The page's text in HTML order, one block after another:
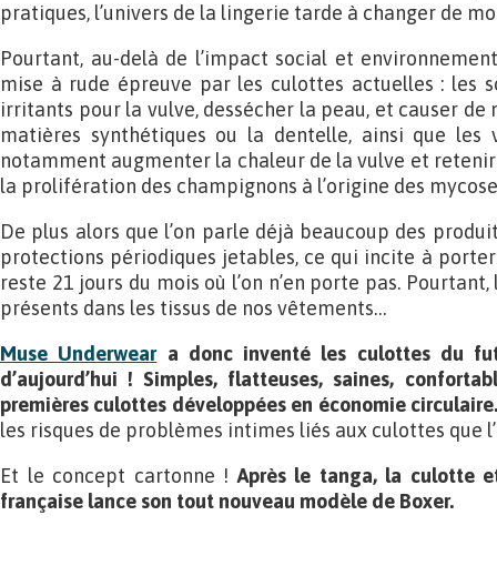
pratiques, l’univers de la lingerie tarde à changer de
Pourtant, au-delà de l’impact social et
mise à rude épreuve par les culottes actuelles : les
irritants pour la vulve, dessécher la peau, et causer de
matières synthétiques ou la dentelle, ainsi que les
notamment augmenter la chaleur de la vulve et
la prolifération des champignons à l’origine des
De plus alors que l’on parle déjà beaucoup des
protections périodiques jetables, ce qui incite à
reste 21 jours du mois où l’on n’en porte pas.
présents dans les tissus de nos vêtements…
Muse Underweara donc inventé les culottes du
d’aujourd’hui ! Simples, flatteuses, saines,
premières culottes développées en économie circulaire.
les risques de problèmes intimes liés aux culottes que
Et le concept cartonne ! Après le tanga, la culotte
française lance son tout nouveau modèle de Boxer.